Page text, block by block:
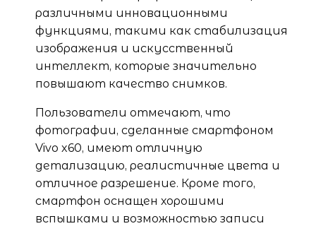
различными инновационными
функциями, такими как стабилизация
изображения и искусственный
интеллект, которые значительно
повышают качество снимков.
Пользователи отмечают, что
фотографии, сделанные смартфоном
Vivo x60, имеют отличную
детализацию, реалистичные цвета и
отличное разрешение. Кроме того,
смартфон оснащен хорошими
вспышками и возможностью записи